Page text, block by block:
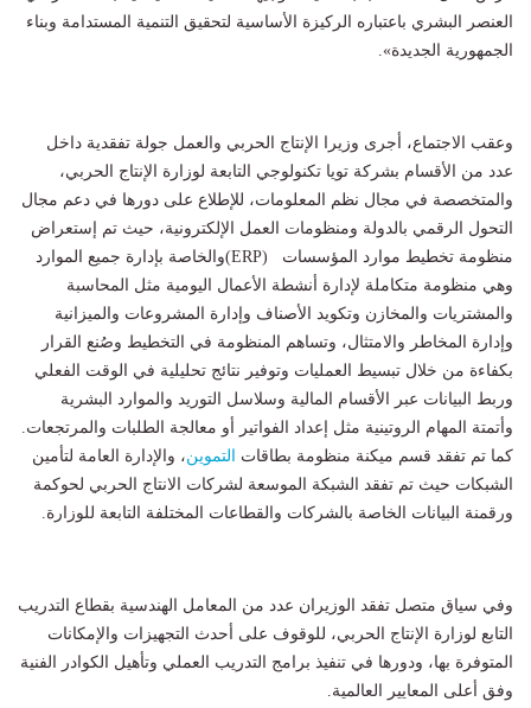
العنصر البشري باعتباره الركيزة الأساسية لتحقيق التنمية المستدامة وبناء
الجمهورية الجديدة».
وعقب الاجتماع، أجرى وزيرا الإنتاج الحربي والعمل جولة تفقدية داخل
عدد من الأقسام بشركة تويا تكنولوجي التابعة لوزارة الإنتاج الحربي،
والمتخصصة في مجال نظم المعلومات، للإطلاع على دورها في دعم مجال
التحول الرقمي بالدولة ومنظومات العمل الإلكترونية، حيث تم إستعراض
منظومة تخطيط موارد المؤسسات (ERP)والخاصة بإدارة جميع الموارد
وهي منظومة متكاملة لإدارة أنشطة الأعمال اليومية مثل المحاسبة
والمشتريات والمخازن وتكويد الأصناف وإدارة المشروعات والميزانية
وإدارة المخاطر والامتثال، وتساهم المنظومة في التخطيط وصُنع القرار
بكفاءة من خلال تبسيط العمليات وتوفير نتائج تحليلية في الوقت الفعلي
وربط البيانات عبر الأقسام المالية وسلاسل التوريد والموارد البشرية
وأتمتة المهام الروتينية مثل إعداد الفواتير أو معالجة الطلبات والمرتجعات.
كما تم تفقد قسم ميكنة منظومة بطاقات التموين، والإدارة العامة لتأمين
الشبكات حيث تم تفقد الشبكة الموسعة لشركات الانتاج الحربي لحوكمة
ورقمنة البيانات الخاصة بالشركات والقطاعات المختلفة التابعة للوزارة.
وفي سياق متصل تفقد الوزيران عدد من المعامل الهندسية بقطاع التدريب
التابع لوزارة الإنتاج الحربي، للوقوف على أحدث التجهيزات والإمكانات
المتوفرة بها، ودورها في تنفيذ برامج التدريب العملي وتأهيل الكوادر الفنية
وفق أعلى المعايير العالمية.